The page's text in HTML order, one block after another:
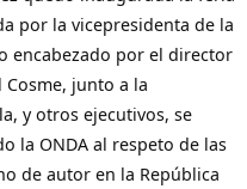
por la vicepresidenta de la
encabezado por el director
Cosme, junto a la
y otros ejecutivos, se
la ONDA al respeto de las
de autor en la República